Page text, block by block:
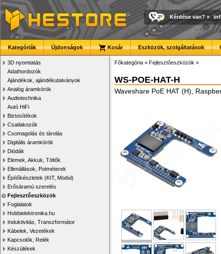
Kérdése van? »
Kategóriák Újdonságok Kosár Eszközök, szolgáltatások
3D nyomtatás
Adathordozók
Ajándékok, ajándékutalványok
Analóg áramkörök
Audiotechnika
Autó HiFi
Biztosítékok
Csatlakozók
Csomagolás és tárolás
Digitális áramkörök
Diódák
Elemek, Akkuk, Töltők
Ellenállások, Potméterek
Építőkészletek (KIT, Modul)
Erősáramú szerelés
Fejlesztőeszközök
Foglalatok
Hobbielektronika.hu
Induktivitás, Transzformátor
Kábelek, Vezetékek
Kapcsolók, Relék
Készülékek
Főkategória » Fejlesztőeszközök »
WS-POE-HAT-H
Waveshare PoE HAT (H),